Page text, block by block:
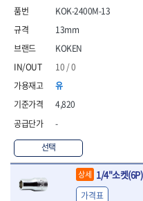
- 볼트커터
- 항공가위
- 클램프
- 망치
- 빠루망치
- 함마망치
- 도끼
- 망치헤드
- 판금망치
- 나일론무반동망치
- 플라스틱망치
KOKEN
10 / 0
유
4,820
-
선택
KOK-2400M-13
13mm
상세 1/4"소켓(6P)
가격표